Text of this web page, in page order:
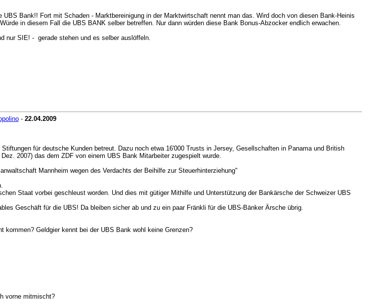
Bank!! Fort mit Schaden - Marktbereinigung in der Marktwirtschaft nennt man das. Wird doch von diesen Bank-Heinis
in diesem Fall die UBS BANK selber betreffen. Nur dann würden diese Bank Bonus-Abzocker endlich erwachen.
nur SIE! - gerade stehen und es selber auslöffeln.
- 22.04.2009
für deutsche Kunden betreut. Dazu noch etwa 16'000 Trusts in Jersey, Gesellschaften in Panama und British
2007) das dem ZDF von einem UBS Bank Mitarbeiter zugespielt wurde.
Mannheim wegen des Verdachts der Beihilfe zur Steuerhinterziehung"
Staat vorbei geschleust worden. Und dies mit gütiger Mithilfe und Unterstützung der Bankärsche der Schweizer UBS
Geschäft für die UBS! Da bleiben sicher ab und zu ein paar Fränkli für die UBS-Bänker Ärsche übrig.
Geldgier kennt bei der UBS Bank wohl keine Grenzen?
vorne mitmischt?